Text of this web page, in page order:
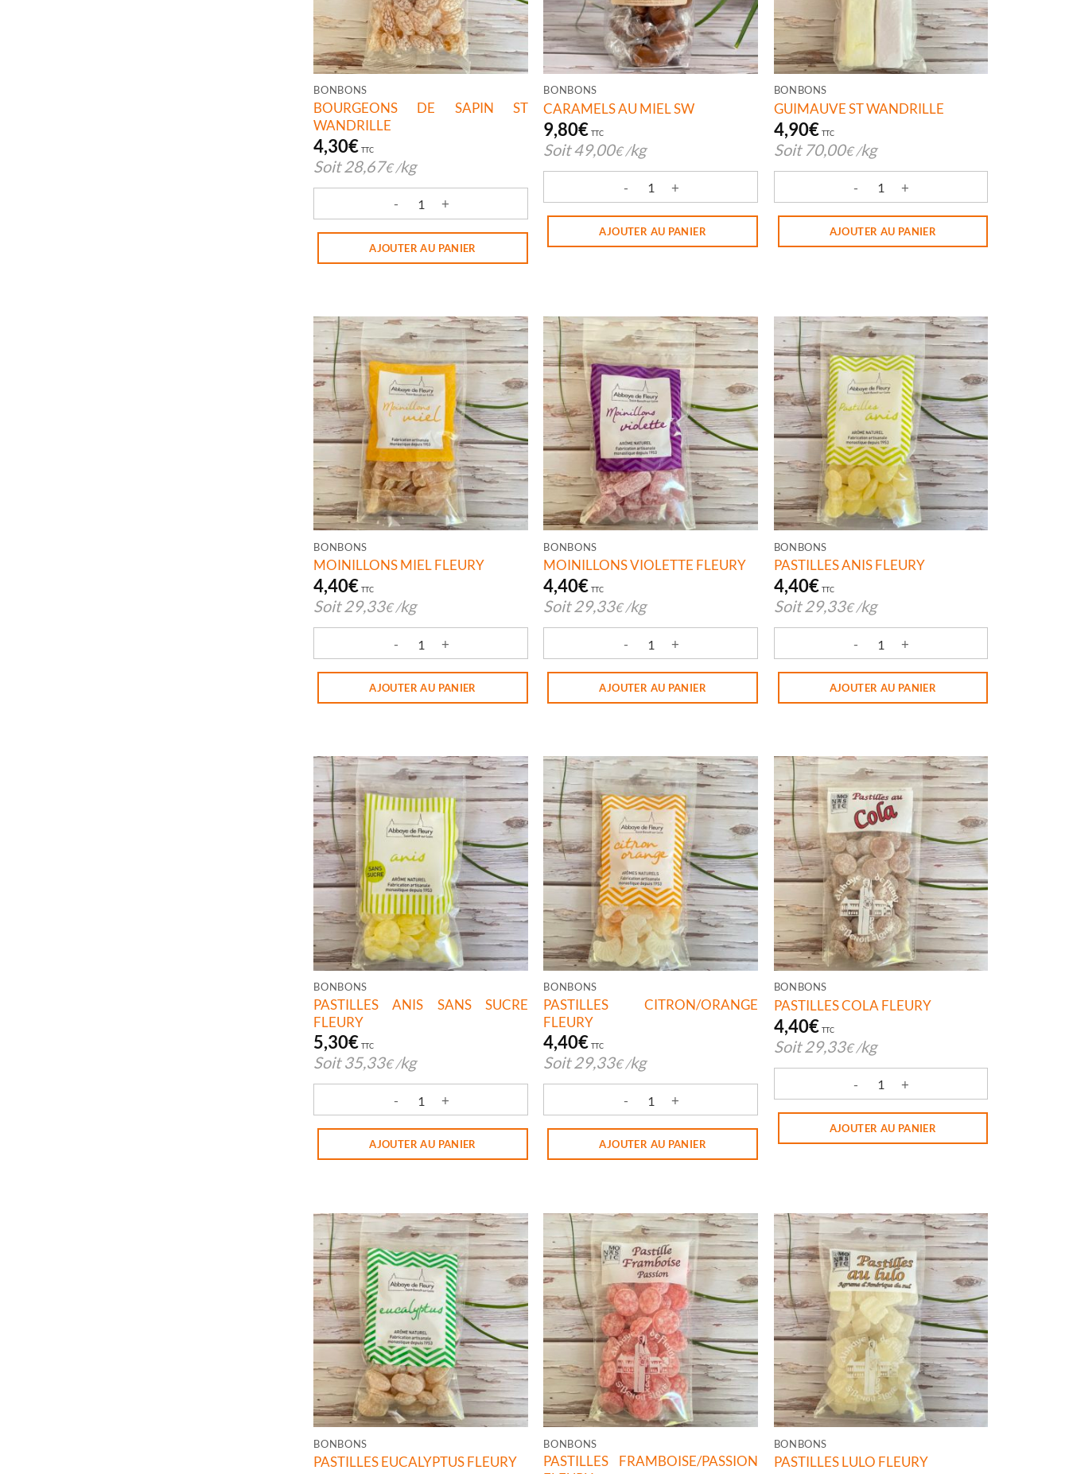
BONBONS
BOURGEONS DE SAPIN ST
WANDRILLE
4,30€ TTC
Soit 28,67€ /kg
quantité de BOURGEONS DE SAPIN ST WANDRILLE
AJOUTER AU PANIER
BONBONS
CARAMELS AU MIEL SW
9,80€ TTC
Soit49,00€ /kg
quantité de CARAMELS AU MIEL SW
AJOUTER AU PANIER
BONBONS
GUIMAUVE ST WANDRILLE
4,90€ TTC
Soit 70,00€ /kg
quantité de GUIMAUVE ST WANDRILLE
AJOUTER AU PANIER
BONBONS
MOINILLONS MIEL FLEURY
4,40€ TTC
Soit 29,33€ /kg
quantité de MOINILLONS MIEL FLEURY
AJOUTER AU PANIER
BONBONS
MOINILLONS VIOLETTE FLEURY
4,40€ TTC
Soit 29,33€ /kg
quantité de MOINILLONS VIOLETTE FLEURY
AJOUTER AU PANIER
BONBONS
PASTILLES ANIS FLEURY
4,40€ TTC
Soit 29,33€ /kg
quantité de PASTILLES ANIS FLEURY
AJOUTER AU PANIER
BONBONS
PASTILLES ANIS SANS SUCRE
FLEURY
5,30€ TTC
Soit 35,33€ /kg
quantité de PASTILLES ANIS SANS SUCRE FLEURY
AJOUTER AU PANIER
BONBONS
PASTILLES CITRON/ORANGE
FLEURY
4,40€ TTC
Soit 29,33€ /kg
quantité de PASTILLES CITRON/ORANGE FLEURY
AJOUTER AU PANIER
BONBONS
PASTILLES COLA FLEURY
4,40€ TTC
Soit 29,33€ /kg
quantité de PASTILLES COLA FLEURY
AJOUTER AU PANIER
BONBONS
PASTILLES EUCALYPTUS FLEURY
BONBONS
PASTILLES FRAMBOISE/PASSION
BONBONS
PASTILLES LULO FLEURY